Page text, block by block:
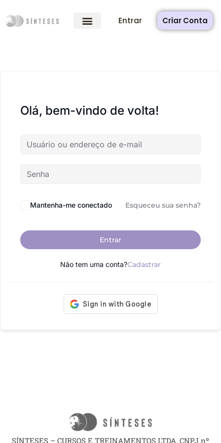
Entrar Criar Conta
Olá, bem-vindo de volta!
Mantenha-me conectado Esqueceu sua senha?
Entrar
Não tem uma conta?Cadastrar
SÍNTESES – CURSOS E TREINAMENTOS LTDA, CNPJ nº